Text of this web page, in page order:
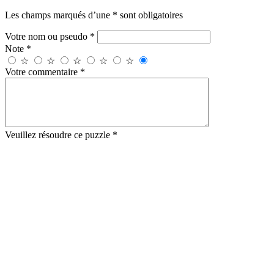
Les champs marqués d’une * sont obligatoires
Votre nom ou pseudo *
Note *
☆
☆ ☆ ☆
☆
Votre commentaire *
Veuillez résoudre ce puzzle *